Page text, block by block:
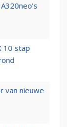
10 stap
van nieuwe